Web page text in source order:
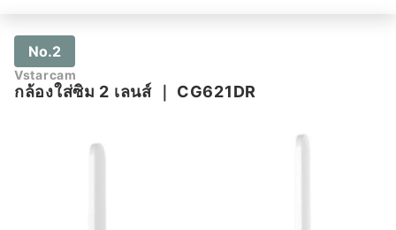
No.2
Vstarcam
กล้องใส่ซิม 2 เลนส์｜ CG621DR